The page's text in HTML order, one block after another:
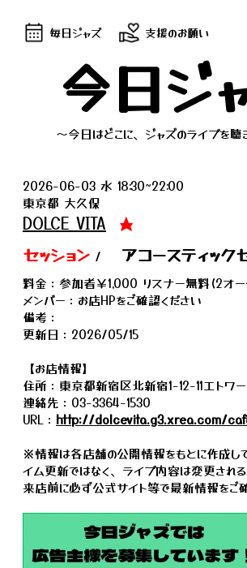
毎日ジャズ 支援のお願い
今日ジ
～今日はどこに、ジャズのライブを聴
2026-06-03 水 18:30~22:00
東京都 大久保
DOLCE VITA
★
セッション / アコースティック
料金：参加者￥1,000 リスナー無料(2オ
メンバー：お店HPをご確認ください
備考：
更新日：2026/05/15
【お店情報】
住所：東京都新宿区北新宿1-12-11エトワ
連絡先：03-3364-1530
URL： http://dolcevita.g3.xrea.com/
※情報は各店舗の公開情報をもとに作成し
イム更新ではなく、ライブ内容は変更され
来店前に必ず公式サイト等で最新情報をご